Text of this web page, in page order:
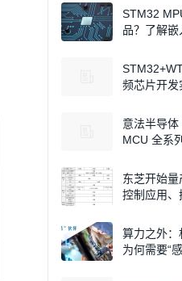
应用
STM32
品？了解嵌
频芯片开发
意法半导
MCU 全系
东芝开始
控制应用、
器
算力之外：
为何需要“